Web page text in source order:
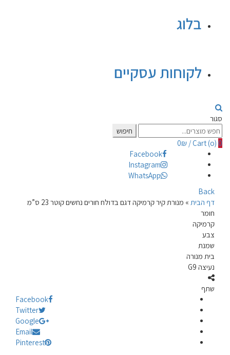
בלוג
לקוחות עסקיים
סגור
Search
for:
חיפוש
Cart (o) 0
/
0₪
Facebook
Instagram
WhatsApp
Back
דף הבית » מנורת קיר קרמיקה דגם בדולח חורים נחשים קוטר 23 ס”מ
חומר
קרמיקה
צבע
שמנת
בית מנורה
נעיצה G9
שתף
Facebook
Twitter
Google
Email
Pinterest